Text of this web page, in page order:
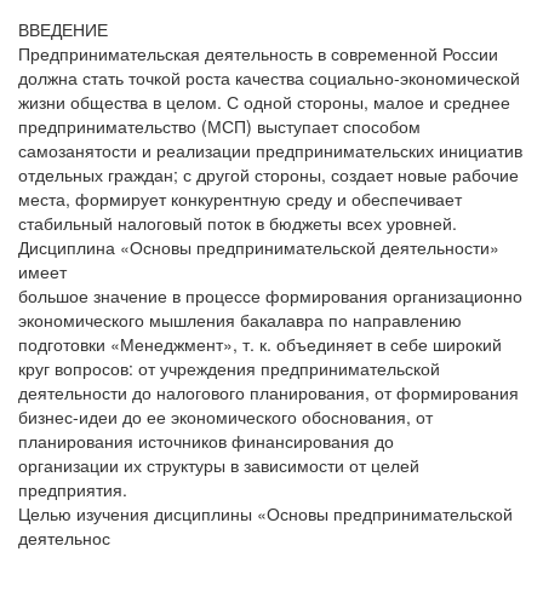
ВВЕДЕНИЕ
Предпринимательская деятельность в современной России
должна стать точкой роста качества социально-экономической
жизни общества в целом. С одной стороны, малое и среднее
предпринимательство (МСП) выступает способом
самозанятости и реализации предпринимательских инициатив
отдельных граждан; с другой стороны, создает новые рабочие
места, формирует конкурентную среду и обеспечивает
стабильный налоговый поток в бюджеты всех уровней.
Дисциплина «Основы предпринимательской деятельности»
имеет
большое значение в процессе формирования организационно
экономического мышления бакалавра по направлению
подготовки «Менеджмент», т. к. объединяет в себе широкий
круг вопросов: от учреждения предпринимательской
деятельности до налогового планирования, от формирования
бизнес-идеи до ее экономического обоснования, от
планирования источников финансирования до
организации их структуры в зависимости от целей
предприятия.
Целью изучения дисциплины «Основы предпринимательской
деятельнос